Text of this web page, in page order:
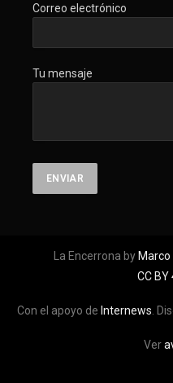
Correo electrónico
Tu mensaje
La Encerrona by
CC BY
Con el apoyo de Internews .
Ver